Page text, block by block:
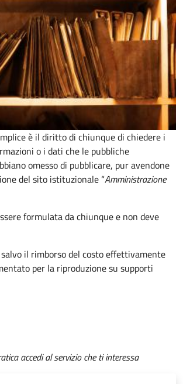
è il diritto di chiunque di chiedere i
o i dati che le pubbliche
omesso di pubblicare, pur avendone
del sito istituzionale “Amministrazione
formulata da chiunque e non deve
il rimborso del costo effettivamente
per la riproduzione su supporti
accedi al servizio che ti interessa